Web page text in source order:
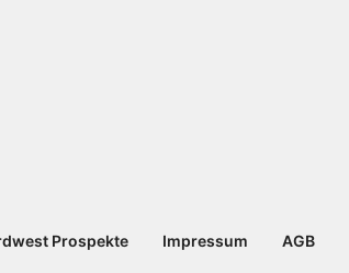
Prospekte Impressum AGB